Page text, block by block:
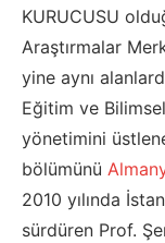
KURUCUSU
Araştırmalar
yine aynı
Eğitim ve Bilimsel
yönetimini
bölümünü
2010 yılında
sürdüren Prof.